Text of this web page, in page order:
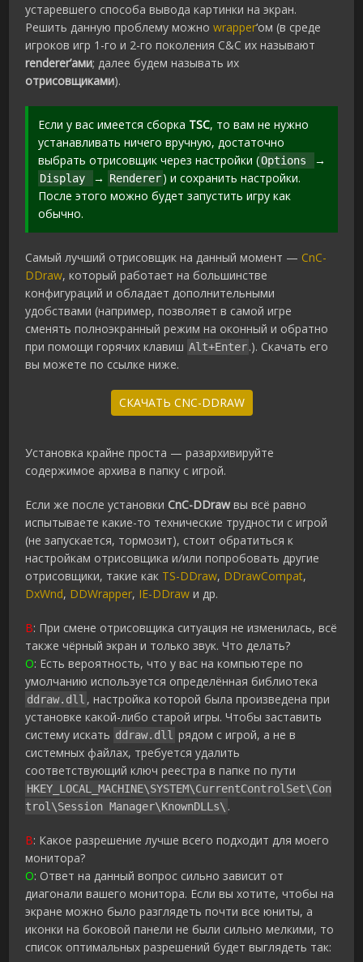
устаревшего способа вывода картинки на экран.
Решить данную проблему можноwrapper‘ом (в среде
игроков игр 1-го и 2-го поколения C&C их называют
renderer’ами; далее будем называть их
отрисовщиками).
Если у вас имеется сборка TSC, то вам не нужно
устанавливать ничего вручную, достаточно
выбрать отрисовщик через настройки (Options →
Display → Renderer) и сохранить настройки.
После этого можно будет запустить игру как
обычно.
Самый лучший отрисовщик на данный момент — CnC-
DDraw, который работает на большинстве
конфигураций и обладает дополнительными
удобствами (например, позволяет в самой игре
сменять полноэкранный режим на оконный и обратно
при помощи горячих клавиш Alt+Enter.). Скачать его
вы можете по ссылке ниже.
СКАЧАТЬ CNC-DDRAW
Установка крайне проста — разархивируйте
содержимое архива в папку с игрой.
Если же после установки CnC-DDraw вы всё равно
испытываете какие-то технические трудности с игрой
(не запускается, тормозит), стоит обратиться к
настройкам отрисовщика и/или попробовать другие
отрисовщики, такие как TS-DDraw, DDrawCompat,
DxWnd, DDWrapper, IE-DDraw и др.
В: При смене отрисовщика ситуация не изменилась, всё
также чёрный экран и только звук. Что делать?
О: Есть вероятность, что у вас на компьютере по
умолчанию используется определённая библиотека
ddraw.dll , настройка которой была произведена при
установке какой-либо старой игры. Чтобы заставить
систему искать ddraw.dll рядом с игрой, а не в
системных файлах, требуется удалить
соответствующий ключ реестра в папке по пути
HKEY_LOCAL_MACHINE\SYSTEM\CurrentControlSet\Con
trol\Session Manager\KnownDLLs\ .
В: Какое разрешение лучше всего подходит для моего
монитора?
О: Ответ на данный вопрос сильно зависит от
диагонали вашего монитора. Если вы хотите, чтобы на
экране можно было разглядеть почти все юниты, а
иконки на боковой панели не были сильно мелкими, то
список оптимальных разрешений будет выглядеть так: